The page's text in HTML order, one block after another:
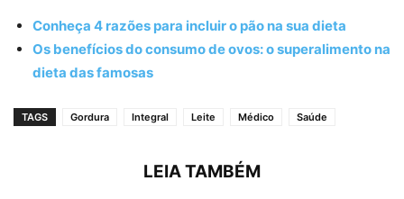
Conheça 4 razões para incluir o pão na sua dieta
Os benefícios do consumo de ovos: o superalimento na
dieta das famosas
TAGS Gordura Integral Leite Médico Saúde
LEIA TAMBÉM